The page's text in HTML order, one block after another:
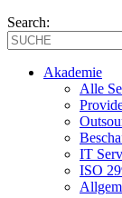
Search:
Akademie
Alle
IT
ISO